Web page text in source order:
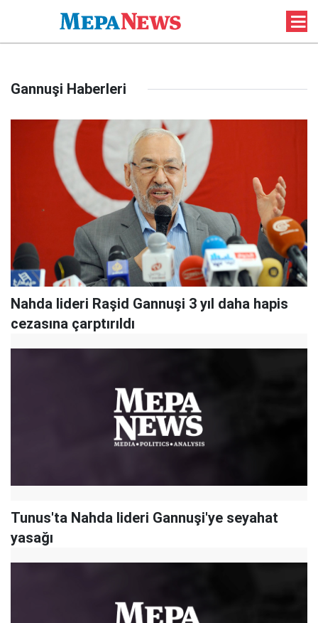
Gannuşi Haberleri
Nahda lideri Raşid Gannuşi 3 yıl daha hapis
cezasına çarptırıldı
Tunus'ta Nahda lideri Gannuşi'ye seyahat
yasağı